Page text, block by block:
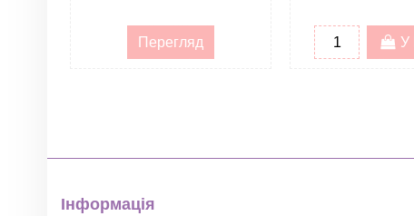
ОПТ. Тип товару
Перегляд У
Інформація